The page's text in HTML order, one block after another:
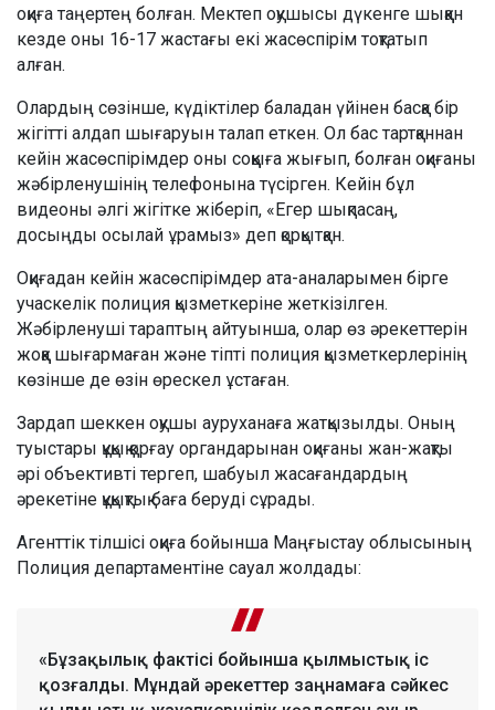
оқиға таңертең болған. Мектеп оқушысы дүкенге шыққан
кезде оны 16-17 жастағы екі жасөспірім тоқтатып
алған.
Олардың сөзінше, күдіктілер баладан үйінен басқа бір
жігітті алдап шығаруын талап еткен. Ол бас тартқаннан
кейін жасөспірімдер оны соққыға жығып, болған оқиғаны
жәбірленушінің телефонына түсірген. Кейін бұл
видеоны әлгі жігітке жіберіп, «Егер шықпасаң,
досыңды осылай ұрамыз» деп қорқытқан.
Оқиғадан кейін жасөспірімдер ата-аналарымен бірге
учаскелік полиция қызметкеріне жеткізілген.
Жәбірленуші тараптың айтуынша, олар өз әрекеттерін
жоққа шығармаған және тіпті полиция қызметкерлерінің
көзінше де өзін өрескел ұстаған.
Зардап шеккен оқушы ауруханаға жатқызылды. Оның
туыстары құқық қорғау органдарынан оқиғаны жан-жақты
әрі объективті тергеп, шабуыл жасағандардың
әрекетіне құқықтық баға беруді сұрады.
Агенттік тілшісі оқиға бойынша Маңғыстау облысының
Полиция департаментіне сауал жолдады:
«Бұзақылық фактісі бойынша қылмыстық іс
қозғалды. Мұндай әрекеттер заңнамаға сәйкес